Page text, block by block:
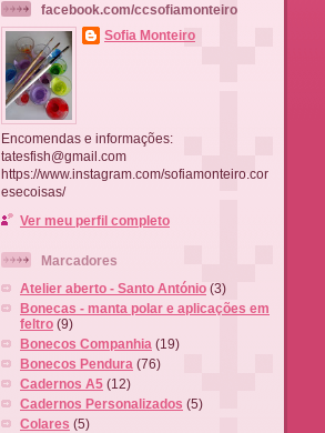
facebook.com/ccsofiamonteiro
Sofia Monteiro
Encomendas e informações:
tatesfish@gmail.com
https://www.instagram.com/sofiamonteiro.cor
esecoisas/
Ver meu perfil completo
Marcadores
Atelier aberto - Santo António (3)
Bonecas - manta polar e aplicações em
feltro (9)
Bonecos Companhia (19)
Bonecos Pendura (76)
Cadernos A5 (12)
Cadernos Personalizados (5)
Colares (5)